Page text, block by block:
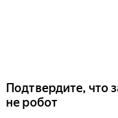
Подтвердите, что
не робот